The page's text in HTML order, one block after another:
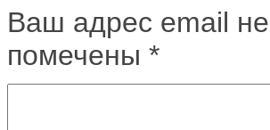
Ваш адрес email
помечены *